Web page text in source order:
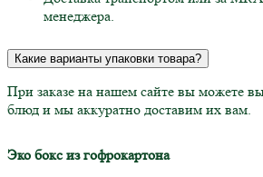
менеджера.
Какие варианты упаковки товара?
При заказе на нашем сайте вы можете
блюд и мы аккуратно доставим их вам.
Эко бокс из гофрокартона